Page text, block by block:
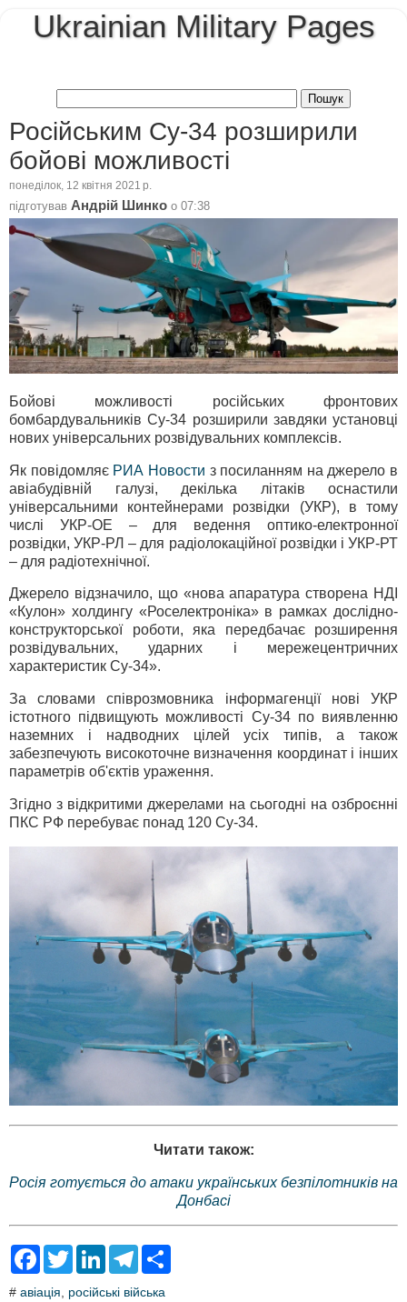
Ukrainian Military Pages
Російським Су-34 розширили
бойові можливості
понеділок, 12 квітня 2021 р.
підготував Андрій Шинко о 07:38
Бойові можливості російських фронтових
бомбардувальників Су-34 розширили завдяки установці
нових універсальних розвідувальних комплексів.
Як повідомляє РИА Новости з посиланням на джерело в
авіабудівній галузі, декілька літаків оснастили
універсальними контейнерами розвідки (УКР), в тому
числі УКР-ОЕ – для ведення оптико-електронної
розвідки, УКР-РЛ – для радіолокаційної розвідки і УКР-РТ
– для радіотехнічної.
Джерело відзначило, що «нова апаратура створена НДІ
«Кулон» холдингу «Роселектроніка» в рамках дослідно-
конструкторської роботи, яка передбачає розширення
розвідувальних, ударних і мережецентричних
характеристик Су-34».
За словами співрозмовника інформагенції нові УКР
істотного підвищують можливості Су-34 по виявленню
наземних і надводних цілей усіх типів, а також
забезпечують високоточне визначення координат і інших
параметрів об'єктів ураження.
Згідно з відкритими джерелами на сьогодні на озброєнні
ПКС РФ перебуває понад 120 Су-34.
Читати також:
Росія готується до атаки українських безпілотників на
Донбасі
F
e
T
t
L
k
T
e
# авіація російські війська